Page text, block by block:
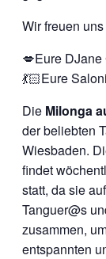
Wir freuen
💋Eure DJane
💃🏻Eure
Die Milonga
der beliebten
Wiesbaden.
findet
statt, da sie
Tanguer@s
zusammen,
entspannten